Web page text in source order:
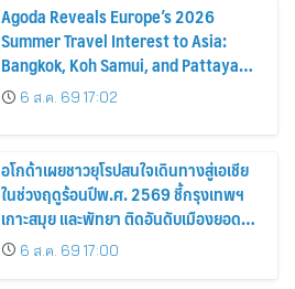
Agoda Reveals Europe’s 2026
Summer Travel Interest to Asia:
Bangkok, Koh Samui, and Pattaya
Among the Top Cities
6 ส.ค. 69 17:02
อโกด้าเผยชาวยุโรปสนใจเดินทางสู่เอเชีย
ในช่วงฤดูร้อนปีพ.ศ. 2569 ชี้กรุงเทพฯ
เกาะสมุย และพัทยา ติดอันดับเมืองยอด
นิยม6 ส.ค. 69 17:00